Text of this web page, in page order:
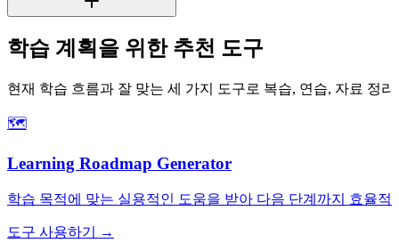
학습 계획을 위한 추천 도구
현재 학습 흐름과 잘 맞는 세 가지 도구로 복습, 연습, 자료 정
🗺️
Learning Roadmap Generator
학습 목적에 맞는 실용적인 도움을 받아 다음 단계까지 효율적
도구 사용하기 →